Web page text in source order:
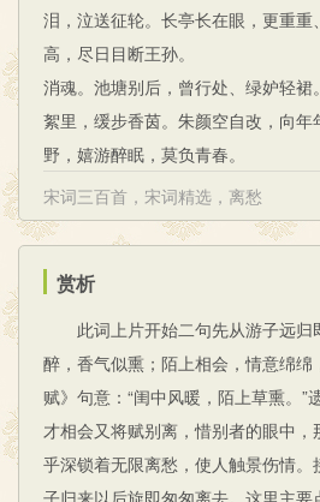
泪，泣送征轮。长亭长在眼，更重重
高，尽日目断王孙。
消魂。池塘别后，曾行处、绿妒轻
絮里，缓步香茵。朱颜空自改，向
野，嬉游醉眠，莫负青春。
宋词三百首 ， 宋词精选 ， 离愁
赏析
此词上片开始二句先从游子远归
醉，香气似熏；陌上相会，情意绵绵
赋》句意：“闺中风暖，陌上草熏。”
才相会又将赋别离，惜别者的眼中
乎深锁着无限离愁，使人触景伤情。